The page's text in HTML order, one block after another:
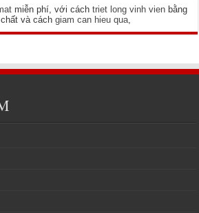
miễn phí, với cáchtriet long vinh vien bằng
chất và cáchgiam can hieu qua,